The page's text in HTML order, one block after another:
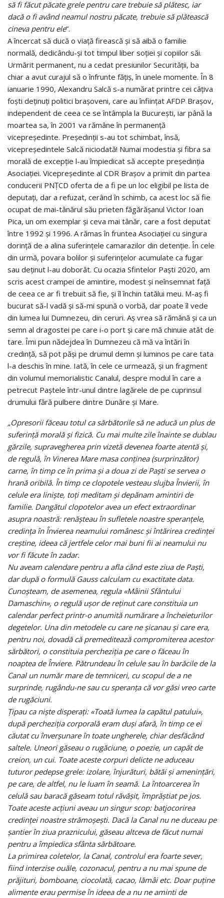
să fi făcut păcate grele pentru care trebuie să plătesc, iar
dacă o fi având neamul nostru păcate, trebuie să plătească
cineva pentru ele”.
A încercat să ducă o viață firească și să aibă o familie
normală, dedicându-și tot timpul liber soției și copiilor săi.
Urmărit permanent, nu a cedat presiunilor Securității, ba
chiar a avut curajul să o înfrunte fățiș, în unele momente. În 8
ianuarie 1990, Alexandru Salcă s-a numărat printre cei câțiva
foști deținuți politici brașoveni, care au înființat AFDP Brașov,
independent de ceea ce se întâmpla la București, iar până la
moartea sa, în 2001 va rămâne în permanență
vicepreședinte. Președinții s-au tot schimbat, însă,
vicepreședintele Salcă niciodată! Numai modestia și fibra sa
morală de excepție l-au împiedicat să accepte președinția
Asociației. Vicepreședinte al CDR Brașov a primit din partea
conducerii PNȚCD oferta de a fi pe un loc eligibil pe lista de
deputați, dar a refuzat, cerând în schimb, ca acest loc să fie
ocupat de mai-tânărul său prieten făgărășanul Victor Ioan
Pica, un om exemplar și ceva mai tânăr, care a fost deputat
între 1992 și 1996. A rămas în fruntea Asociației cu singura
dorință de a alina suferințele camarazilor din detenție. În cele
din urmă, povara bolilor și suferințelor acumulate ca fugar
sau deținut l-au doborât. Cu ocazia Sfintelor Paști 2020, am
scris acest crampei de amintire, modest și neînsemnat față
de ceea ce ar fi trebuit să fie, și îl închin tatălui meu. M-aș fi
bucurat să-l vadă și să-mi spună o vorbă, dar poate îl vede
din lumea lui Dumnezeu, din ceruri. Aș vrea să rămână și ca un
semn al dragostei pe care i-o port și care mă chinuie atât de
tare. Îmi pun nădejdea în Dumnezeu că mă va întări în
credință, să pot păși pe drumul demn și luminos pe care tata
l-a deschis în mine. Iată, în cele ce urmează, și un fragment
din volumul memorialistic Canalul, despre modul în care a
petrecut Paștele într-unul dintre lagărele de pe cuprinsul
drumului fără pulbere dintre Dunăre și Mare.
„Opresorii făceau totul ca sărbătorile să ne aducă un plus de
suferință morală și fizică. Cu mai multe zile înainte se dublau
gărzile, supravegherea prin vizetă devenea foarte atentă și,
de regulă, în Vinerea Mare masa conținea (surprinzător)
carne, în timp ce în prima și a doua zi de Paști se servea o
hrană oribilă. În timp ce clopotele vesteau slujba Învierii, în
celule era liniște, toți meditam și depănam amintiri de
familie. Dangătul clopotelor avea un efect extraordinar
asupra noastră: renășteau în sufletele noastre speranțele,
credința în Învierea neamului românesc și întărirea credinței
creștine, ideea că jertfele celor mai buni fii ai neamului nu
vor fi făcute în zadar.
Nu aveam calendare pentru a afla când este ziua de Paști,
dar după o formulă Gauss calculam cu exactitate data.
Cunoșteam, de asemenea, regula «Mâinii Sfântului
Damaschin», o regulă ușor de reținut care constituia un
calendar perfect printr-o anumită numărare a încheieturilor
degetelor. Una din metodele cu care ne șicanau și care era,
pentru noi, dovadă că premeditează compromiterea acestor
sărbători, o constituia percheziția pe care o făceau în
noaptea de Înviere. Pătrundeau în celule sau în barăcile de la
Canal un număr mare de temniceri, cu scopul de a ne
surprinde, rugându-ne sau cu speranța că vor găsi vreo carte
de rugăciuni.
Țipau ca niște disperați: «Toată lumea la capătul patului»,
după percheziția corporală eram duși afară, în timp ce ei
căutat cu înverșunare în toate ungherele, chiar desfăcând
saltele. Uneori găseau o rugăciune, o poezie, un capăt de
creion, un cui. Toate aceste corpuri delicte ne aduceau
tuturor pedepse grele: izolare, înjurături, bătăi și amenințări,
pe care, de altfel, nu le luam în seamă. La întoarcerea în
celulă sau baracă găseam totul răvășit, împrăștiat pe jos.
Toate aceste acțiuni aveau un singur scop: batjocorirea
credinței noastre strămoșești. Dacă la Canal nu ne duceau pe
șantier în ziua praznicului, găseau altceva de făcut numai
pentru a împiedica sfânta sărbătoare.
La primirea coletelor, la Canal, controlul era foarte sever,
fiind interzise ouăle, cozonacul, pentru a nu mai spune de
prăjituri, bomboane, ciocolată, cacao, lămâi etc. Doar puține
alimente erau permise în ideea de a nu ne aminti de